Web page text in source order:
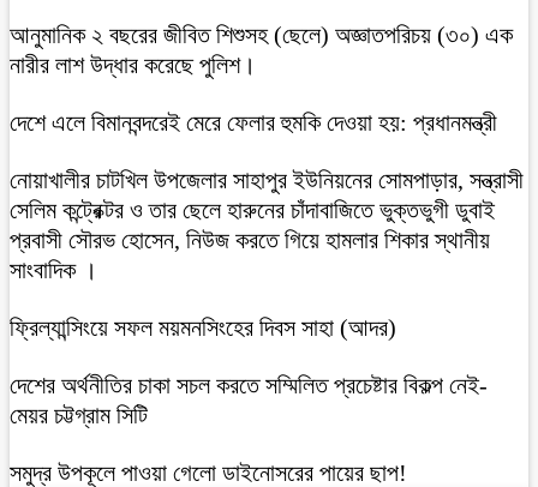
আনুমানিক ২ বছরের জীবিত শিশুসহ (ছেলে) অজ্ঞাতপরিচয় (৩০) এক
নারীর লাশ উদ্ধার করেছে পুলিশ।
দেশে এলে বিমানবন্দরেই মেরে ফেলার হুমকি দেওয়া হয়: প্রধানমন্ত্রী
নোয়াখালীর চাটখিল উপজেলার সাহাপুর ইউনিয়নের সোমপাড়ার, সন্ত্রাসী
সেলিম কন্ট্রেক্টর ও তার ছেলে হারুনের চাঁদাবাজিতে ভুক্তভুগী ডুবাই
প্রবাসী সৌরভ হোসেন, নিউজ করতে গিয়ে হামলার শিকার স্থানীয়
সাংবাদিক ।
ফ্রিল্যান্সিংয়ে সফল ময়মনসিংহের দিবস সাহা (আদর)
দেশের অর্থনীতির চাকা সচল করতে সম্মিলিত প্রচেষ্টার বিকল্প নেই-
মেয়র চট্টগ্রাম সিটি
সমুদ্র উপকূলে পাওয়া গেলো ডাইনোসরের পায়ের ছাপ!